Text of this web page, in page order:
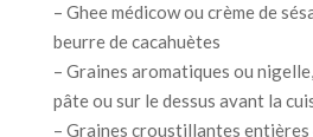
– Ghee médicow ou crème de
beurre de cacahuètes
– Graines aromatiques ou
pâte ou sur le dessus avant la
– Graines croustillantes entières